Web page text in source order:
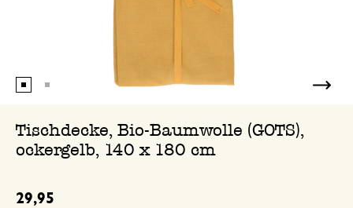
Tischdecke, Bio-Baumwolle (GOTS),
ockergelb, 140 x 180 cm
29,95